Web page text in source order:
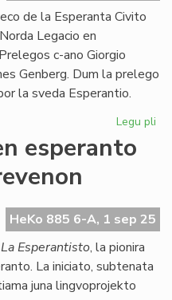
de la Esperanta Civito
Legacio en
c-ano Giorgio
Genberg. Dum la prelego
la sveda Esperantio.
Legu pli
esperanto
HeKo 885 6-A, 1 sep 25
La Esperantisto, la pionira
La iniciato, subtenata
juna lingvoprojekto